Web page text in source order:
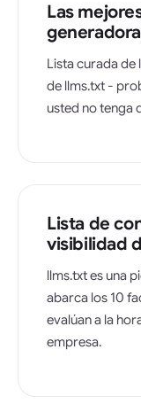
Las
Lista curada
de llms.txt -
usted no tenga
Lista de
visibilidad
llms.txt es una
abarca los 10
evalúan a la
empresa.